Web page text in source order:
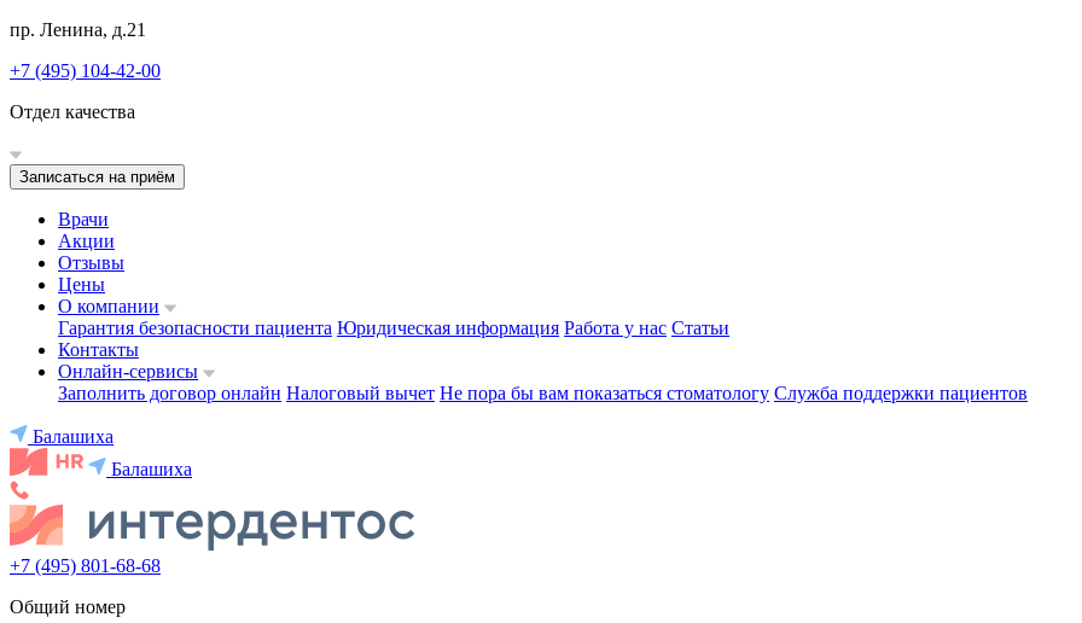
пр. Ленина, д.21
+7 (495) 104-42-00
Отдел качества
Записаться на приём
Врачи
Акции
Отзывы
Цены
О компании
Гарантия безопасности пациента Юридическая информация Работа у нас Статьи
Контакты
Онлайн-сервисы
Заполнить договор онлайн Налоговый вычет Не пора бы вам показаться стоматологу Служба поддержки пациентов
Балашиха
Балашиха
+7 (495) 801-68-68
Общий номер